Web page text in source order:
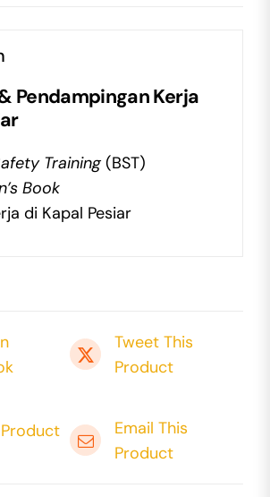
PendampinganKerja
Training(BST)
Book
di Kapal Pesiar
Tweet This
Product
Email This
Product